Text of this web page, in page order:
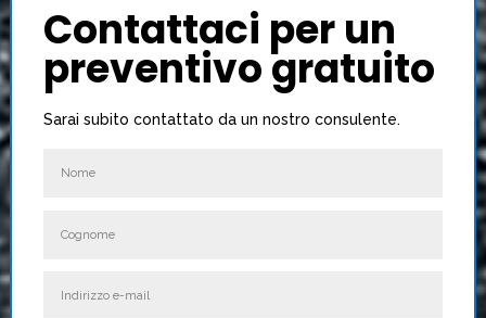
Contattaci per un
preventivo gratuito
Sarai subito contattato da un nostro consulente.